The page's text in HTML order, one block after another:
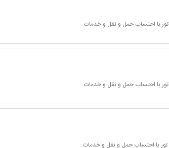
تور با احتساب حمل و نقل و خدمات
تور با احتساب حمل و نقل و خدمات
تور با احتساب حمل و نقل و خدمات